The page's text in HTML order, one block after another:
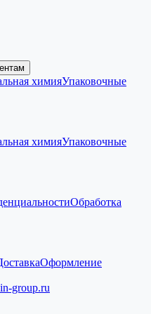
химияУпаковочные
химияУпаковочные
Обработка
Оформление
group.ru